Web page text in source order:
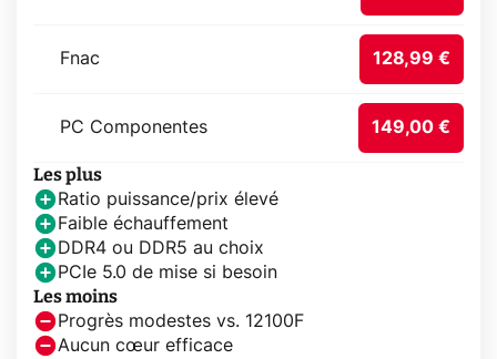
Fnac 128,99 €
PC Componentes 149,00 €
Les plus
Ratio puissance/prix élevé
Faible échauffement
DDR4 ou DDR5 au choix
PCIe 5.0 de mise si besoin
Les moins
Progrès modestes vs. 12100F
Aucun cœur efficace